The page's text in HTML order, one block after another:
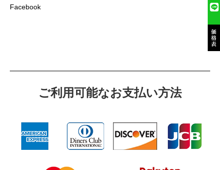
Facebook
ご利⽤可能なお⽀払い⽅法